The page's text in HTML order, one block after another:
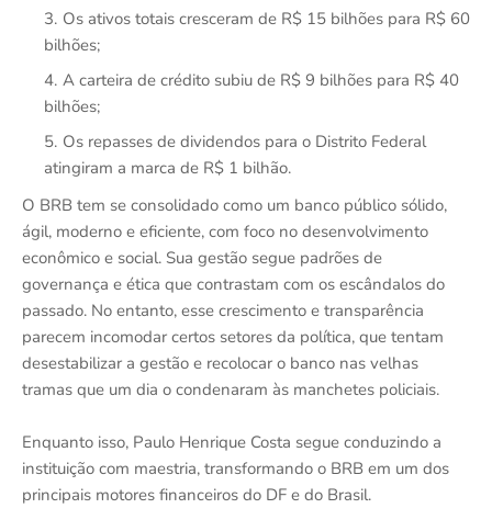
Os ativos totais cresceram de R$ 15 bilhões para R$ 60
bilhões;
A carteira de crédito subiu de R$ 9 bilhões para R$ 40
bilhões;
Os repasses de dividendos para o Distrito Federal
atingiram a marca de R$ 1 bilhão.
O BRB tem se consolidado como um banco público sólido,
ágil, moderno e eficiente, com foco no desenvolvimento
econômico e social. Sua gestão segue padrões de
governança e ética que contrastam com os escândalos do
passado. No entanto, esse crescimento e transparência
parecem incomodar certos setores da política, que tentam
desestabilizar a gestão e recolocar o banco nas velhas
tramas que um dia o condenaram às manchetes policiais.
Enquanto isso, Paulo Henrique Costa segue conduzindo a
instituição com maestria, transformando o BRB em um dos
principais motores financeiros do DF e do Brasil.